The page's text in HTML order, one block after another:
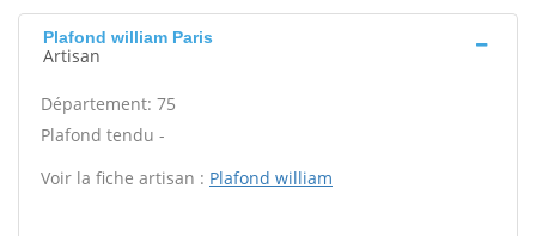
Plafond william Paris
Artisan
Département: 75
Plafond tendu -
Voir la fiche artisan : Plafond william